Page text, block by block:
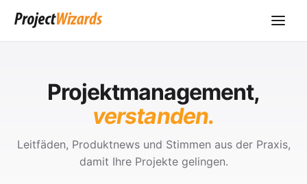
Projektmanagement,
verstanden.
Leitfäden, Produktnews und Stimmen aus der Praxis,
damit Ihre Projekte gelingen.